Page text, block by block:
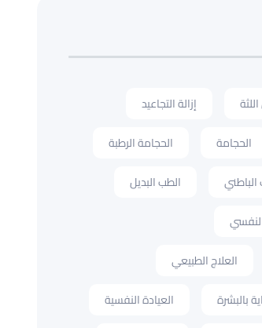
إزالة التجاعيد
الحجامة
الحجامة الرطبة
الطب البديل
العلاج الطبيعي
بالبشرة
العيادة النفسية